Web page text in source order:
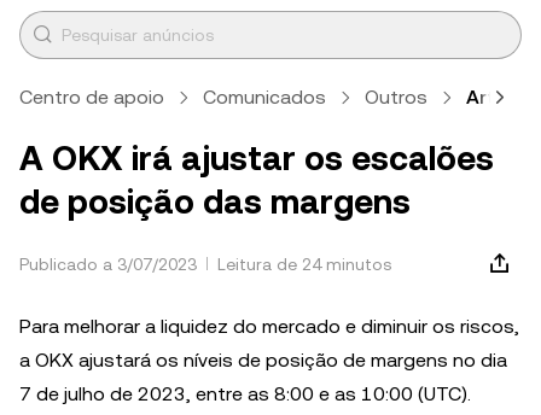
Centro de apoio Comunicados Outros Artigo
A OKX irá ajustar os escalões
de posição das margens
Publicado a 3/07/2023 Leitura de 24 minutos
Para melhorar a liquidez do mercado e diminuir os riscos,
a OKX ajustará os níveis de posição de margens no dia
7 de julho de 2023, entre as 8:00 e as 10:00 (UTC).